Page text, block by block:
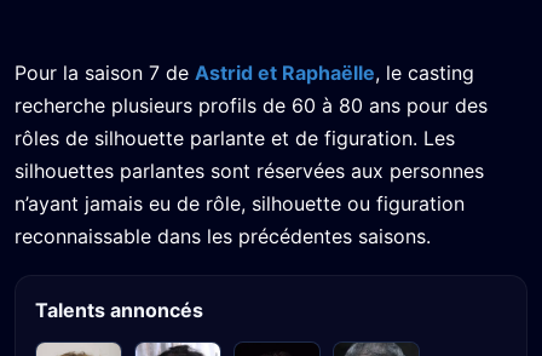
Pour la saison 7 de Astrid et Raphaëlle, le casting
recherche plusieurs profils de 60 à 80 ans pour des
rôles de silhouette parlante et de figuration. Les
silhouettes parlantes sont réservées aux personnes
n’ayant jamais eu de rôle, silhouette ou figuration
reconnaissable dans les précédentes saisons.
Talents annoncés